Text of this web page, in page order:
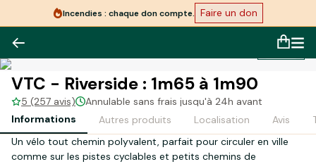
Incendies : chaque don compte. Faire un don
1/1
VTC - Riverside : 1m65 à 1m90
5 (257 avis)
Annulable sans frais jusqu'à 24h avant
Informations
Autres produits Localisation Avis
Un vélo tout chemin polyvalent, parfait pour circuler en ville
comme sur les pistes cyclables et petits chemins de